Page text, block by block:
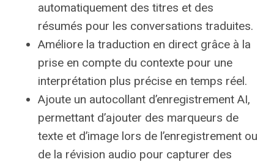
automatiquement des titres et des
résumés pour les conversations traduites.
Améliore la traduction en direct grâce à la
prise en compte du contexte pour une
interprétation plus précise en temps réel.
Ajoute un autocollant d’enregistrement AI,
permettant d’ajouter des marqueurs de
texte et d’image lors de l’enregistrement ou
de la révision audio pour capturer des